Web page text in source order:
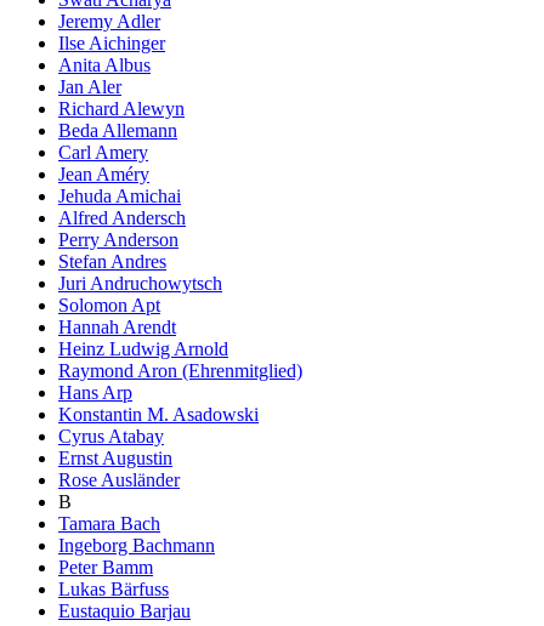
Jeremy Adler
Ilse Aichinger
Anita Albus
Jan Aler
Richard Alewyn
Beda Allemann
Carl Amery
Jean Améry
Jehuda Amichai
Alfred Andersch
Perry Anderson
Stefan Andres
Juri Andruchowytsch
Solomon Apt
Hannah Arendt
Heinz Ludwig Arnold
Raymond Aron (Ehrenmitglied)
Hans Arp
Konstantin M. Asadowski
Cyrus Atabay
Ernst Augustin
Rose Ausländer
B
Tamara Bach
Ingeborg Bachmann
Peter Bamm
Lukas Bärfuss
Eustaquio Barjau